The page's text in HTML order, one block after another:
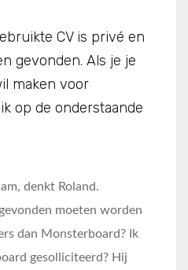
CV is privé en
gevonden. Als je je
maken voor
op de onderstaande
denkt Roland.
moeten worden
dan Monsterboard? Ik
gesolliciteerd? Hij